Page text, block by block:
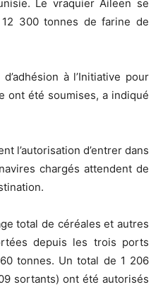
Le vraquier Aileen se
300 tonnes de farine de
à l’Initiative pour
ont été soumises, a indiqué
l’autorisation d’entrer dans
chargés attendent de
total de céréales et autres
depuis les trois ports
tonnes. Un total de 1 206
sortants) ont été autorisés